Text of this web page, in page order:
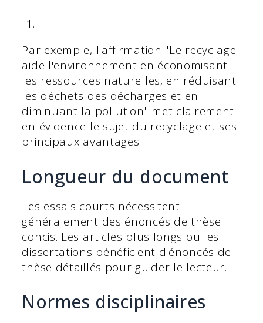
Par exemple, l'affirmation "Le recyclage
aide l'environnement en économisant
les ressources naturelles, en réduisant
les déchets des décharges et en
diminuant la pollution" met clairement
en évidence le sujet du recyclage et ses
principaux avantages.
Longueur du document
Les essais courts nécessitent
généralement des énoncés de thèse
concis. Les articles plus longs ou les
dissertations bénéficient d'énoncés de
thèse détaillés pour guider le lecteur.
Normes disciplinaires